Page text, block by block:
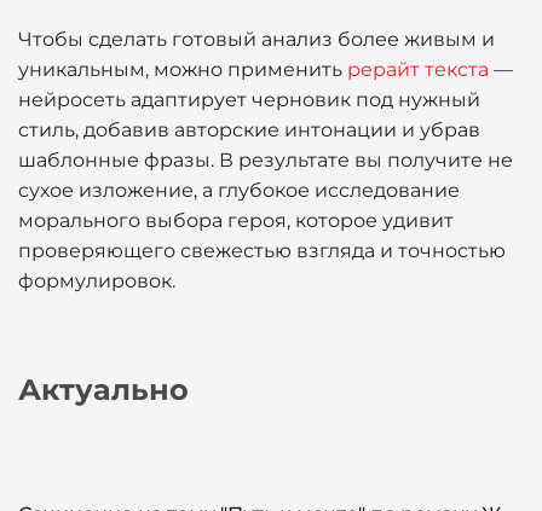
Чтобы сделать готовый анализ более живым и
уникальным, можно применить рерайт текста —
нейросеть адаптирует черновик под нужный
стиль, добавив авторские интонации и убрав
шаблонные фразы. В результате вы получите не
сухое изложение, а глубокое исследование
морального выбора героя, которое удивит
проверяющего свежестью взгляда и точностью
формулировок.
Актуально